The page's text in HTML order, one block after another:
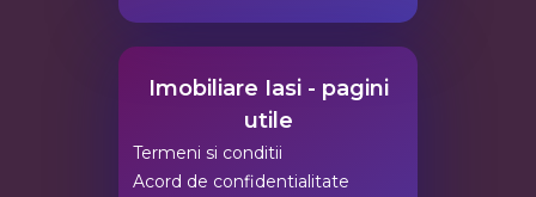
Imobiliare Iasi - pagini
utile
Termeni si conditii
Acord de confidentialitate